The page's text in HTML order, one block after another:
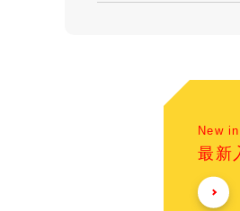
New in
最新